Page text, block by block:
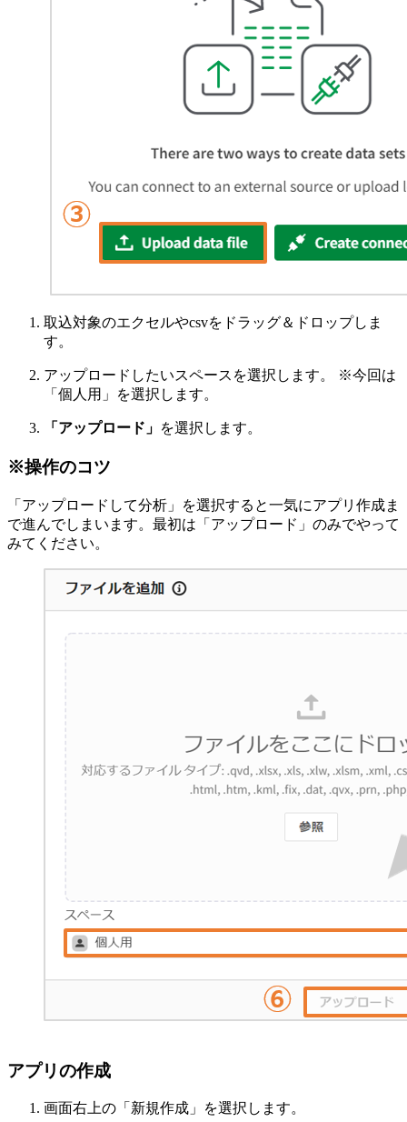
取込対象のエクセルやcsvをドラッグ＆ドロップしま
す。
アップロードしたいスペースを選択します。 ※今回は
「個人用」を選択します。
「アップロード」 を選択します。
※操作のコツ
「アップロードして分析」を選択すると一気にアプリ作成ま
で進んでしまいます。最初は「アップロード」のみでやって
みてください。
アプリの作成
画面右上の「新規作成」を選択します。